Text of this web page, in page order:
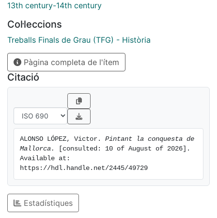
13th century-14th century
Col·leccions
Treballs Finals de Grau (TFG) - Història
Pàgina completa de l'ítem
Citació
ALONSO LÓPEZ, Victor. Pintant la conquesta de
Mallorca.
[consulted: 10 of August of 2026].
Available at:
https://hdl.handle.net/2445/49729
Estadístiques